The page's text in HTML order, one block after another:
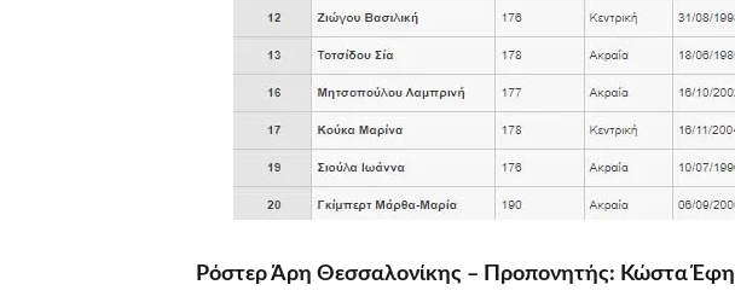
Ρόστερ Άρη Θεσσαλονίκης – Προπονητής: Κώστα Έφη